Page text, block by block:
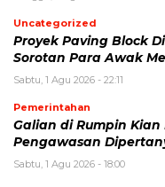
Uncategorized
Proyek Paving Block
Sorotan Para Awak
Sabtu, 1 Agu 2026 - 22:11
Pemerintahan
Galian di Rumpin Kian
Pengawasan
Sabtu, 1 Agu 2026 - 18:00